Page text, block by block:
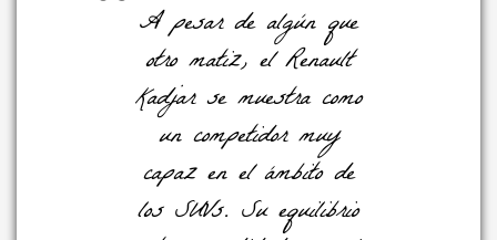
A pesar de algún que
otro matiz, el Renault
Kadjar se muestra como
un competidor muy
capaz en el ámbito de
los SUVs. Su equilibrio